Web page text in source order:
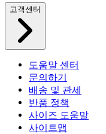
고객센터
도움말 센터
문의하기
배송 및 관세
반품 정책
사이즈 도움말
사이트맵